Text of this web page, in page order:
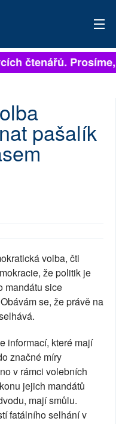
čtenářů. Prosíme,
pašalík
volba, čti
že politik je
mandátu sice
se, že právě na
informací, které mají
značné míry
v rámci volebních
jejich mandátů
mají smůlu.
fatálního selhání v